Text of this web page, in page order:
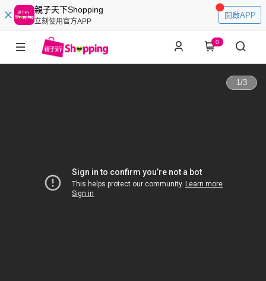
親子天下Shopping
立刻使用官方APP
開啟APP
0
1/3